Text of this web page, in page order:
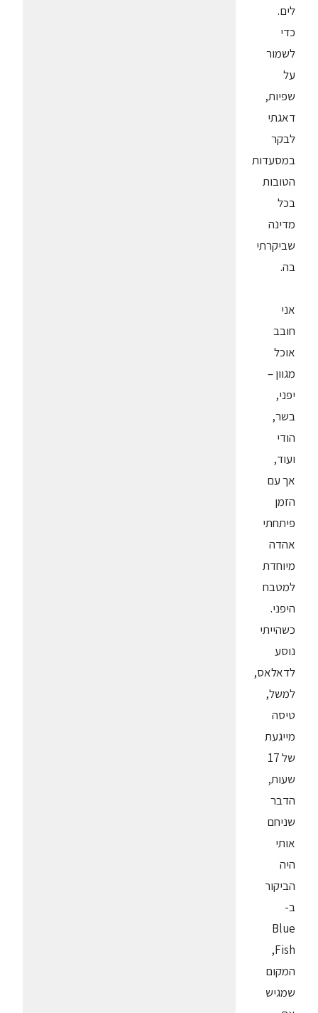
לים.
כדי
לשמור
על
שפיות,
דאגתי
לבקר
במסעדות
הטובות
בכל
מדינה
שביקרתי
בה.
אני
חובב
אוכל
מגוון –
יפני,
בשר,
הודי
ועוד,
אך עם
הזמן
פיתחתי
אהדה
מיוחדת
למטבח
היפני.
כשהייתי
נוסע
לדאלאס,
למשל,
טיסה
מייגעת
של 17
שעות,
הדבר
שניחם
אותי
היה
הביקור
ב-
Blue
Fish,
המקום
שמגיש